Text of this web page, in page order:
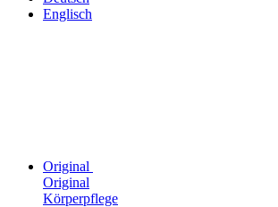
Englisch
Original
Original
Körperpflege